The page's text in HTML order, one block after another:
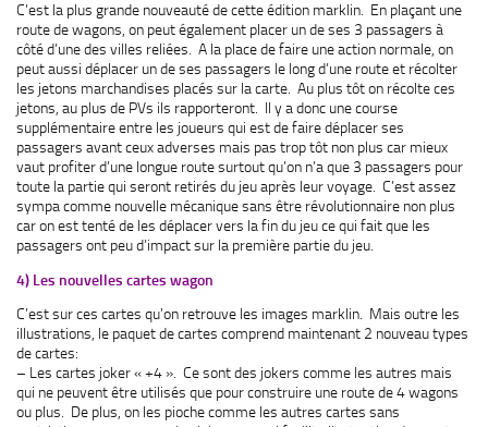
C’est la plus grande nouveauté de cette édition marklin. En plaçant une
route de wagons, on peut également placer un de ses 3 passagers à
côté d’une des villes reliées. A la place de faire une action normale, on
peut aussi déplacer un de ses passagers le long d’une route et récolter
les jetons marchandises placés sur la carte. Au plus tôt on récolte ces
jetons, au plus de PVs ils rapporteront. Il y a donc une course
supplémentaire entre les joueurs qui est de faire déplacer ses
passagers avant ceux adverses mais pas trop tôt non plus car mieux
vaut profiter d’une longue route surtout qu’on n’a que 3 passagers pour
toute la partie qui seront retirés du jeu après leur voyage. C’est assez
sympa comme nouvelle mécanique sans être révolutionnaire non plus
car on est tenté de les déplacer vers la fin du jeu ce qui fait que les
passagers ont peu d’impact sur la première partie du jeu.
4) Les nouvelles cartes wagon
C’est sur ces cartes qu’on retrouve les images marklin. Mais outre les
illustrations, le paquet de cartes comprend maintenant 2 nouveau types
de cartes:
– Les cartes joker « +4 ». Ce sont des jokers comme les autres mais
qui ne peuvent être utilisés que pour construire une route de 4 wagons
ou plus. De plus, on les pioche comme les autres cartes sans